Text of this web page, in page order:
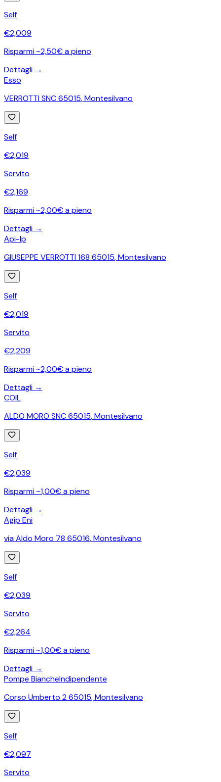
Self
€2,009
Risparmi ~2,50€ a pieno
Dettagli →
Esso
VERROTTI SNC 65015,Montesilvano
Self
€2,019
Servito
€2,169
Risparmi ~2,00€ a pieno
Dettagli →
Api-Ip
GIUSEPPE VERROTTI 168 65015,Montesilvano
Self
€2,019
Servito
€2,209
Risparmi ~2,00€ a pieno
Dettagli →
COIL
ALDO MORO SNC 65015,Montesilvano
Self
€2,039
Risparmi ~1,00€ a pieno
Dettagli →
Agip Eni
via Aldo Moro 78 65016,Montesilvano
Self
€2,039
Servito
€2,264
Risparmi ~1,00€ a pieno
Dettagli →
Pompe BiancheIndipendente
Corso Umberto 2 65015,Montesilvano
Self
€2,097
Servito